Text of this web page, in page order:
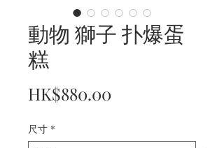
動物 獅子 扑爆蛋
糕
HK$880.00
尺寸 *